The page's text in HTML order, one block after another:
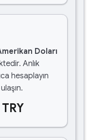
Doları
Anlık
hesaplayın